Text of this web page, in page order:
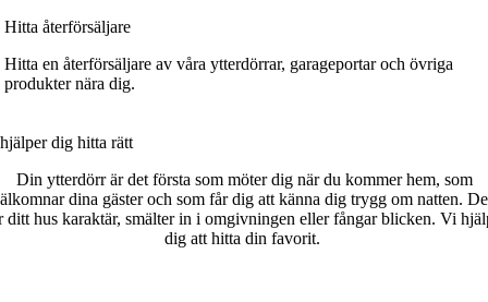
Hitta återförsäljare
Hitta en återförsäljare av våra ytterdörrar, garageportar och övriga
produkter nära dig.
dig hitta rätt
Din ytterdörr är det första som möter dig när du kommer hem, som
dina gäster och som får dig att känna dig trygg om natten.
ditt hus karaktär, smälter in i omgivningen eller fångar blicken. Vi
dig att hitta din favorit.